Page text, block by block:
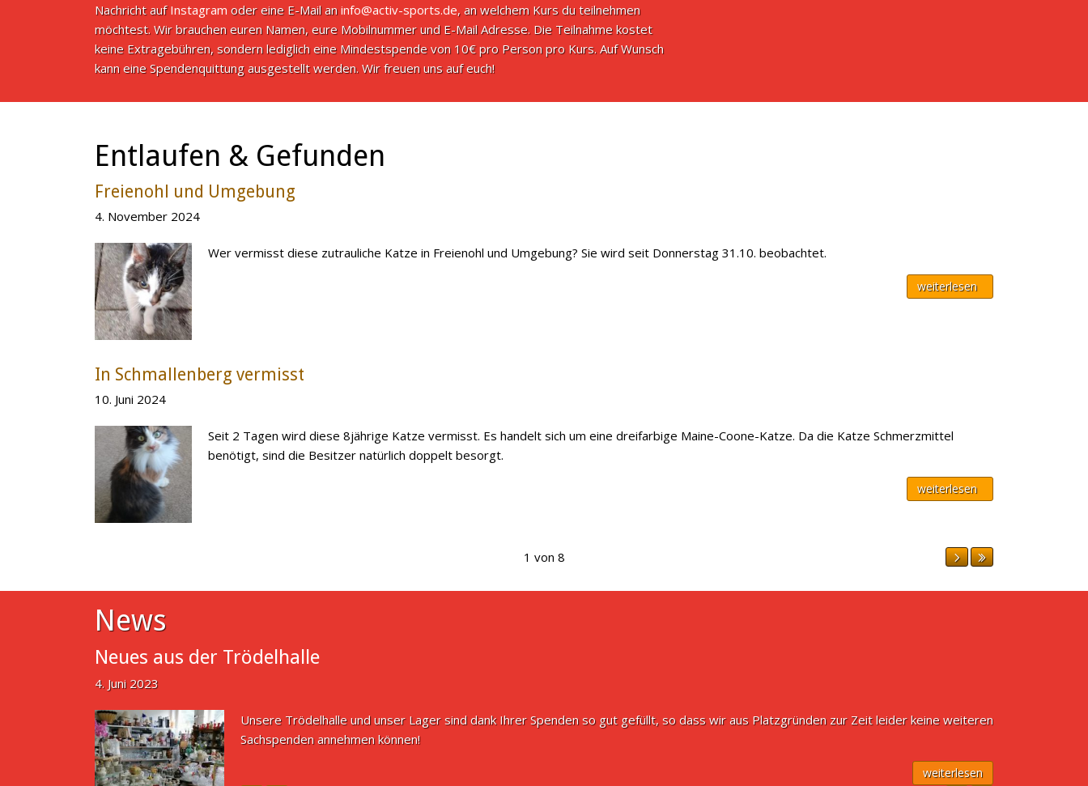
Nachricht aufInstagram oder eine E-Mail an info@activ-sports.de, an welchem Kurs du teilnehmen
möchtest. Wir brauchen euren Namen, eure Mobilnummer und E-Mail Adresse. Die Teilnahme kostet
keine Extragebühren, sondern lediglich eine Mindestspende von 10€ pro Person pro Kurs. Auf Wunsch
kann eine Spendenquittung ausgestellt werden. Wir freuen uns auf euch!
Entlaufen & Gefunden
Freienohl und Umgebung
4. November 2024
Wer vermisst diese zutrauliche Katze in Freienohl und Umgebung? Sie wird seit Donnerstag 31.10. beobachtet.
weiterlesen
In Schmallenberg vermisst
10. Juni 2024
Seit 2 Tagen wird diese 8jährige Katze vermisst. Es handelt sich um eine dreifarbige Maine-Coone-Katze. Da die Katze Schmerzmittel
benötigt, sind die Besitzer natürlich doppelt besorgt.
weiterlesen
1 von 8
News
Neues aus der Trödelhalle
4. Juni 2023
Unsere Trödelhalle und unser Lager sind dank Ihrer Spenden so gut gefüllt, so dass wir aus Platzgründen zur Zeit leider keine weiteren
Sachspenden annehmen können!
weiterlesen